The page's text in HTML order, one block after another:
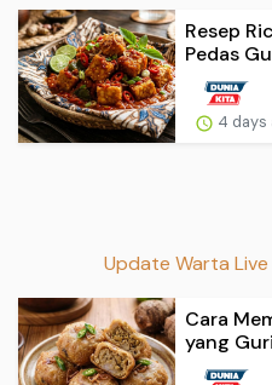
Resep
Pedas
4 days
Update Warta
Cara
yang